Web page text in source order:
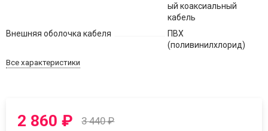
ый коаксиальный
кабель
Внешняя оболочка кабеля
ПВХ
(поливинилхлорид)
Все характеристики
2 860₽ 3 440₽